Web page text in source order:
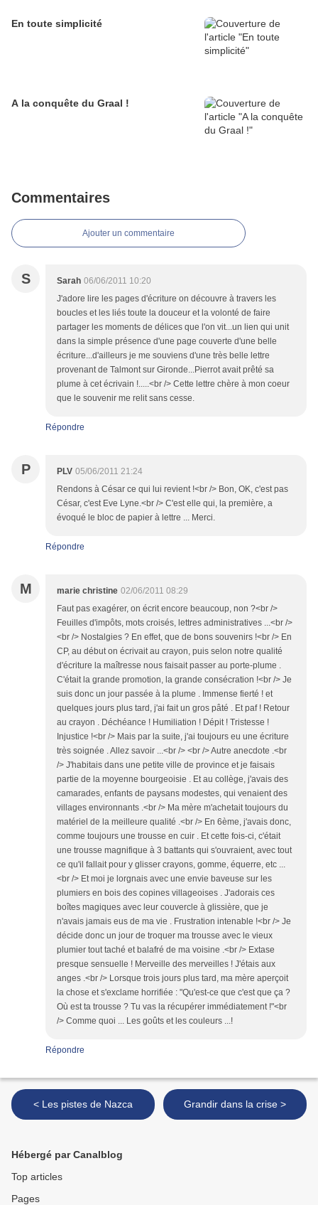
En toute simplicité
A la conquête du Graal !
Commentaires
Ajouter un commentaire
S Sarah 06/06/2011 10:20
J'adore lire les pages d'écriture on découvre à travers les
boucles et les liés toute la douceur et la volonté de faire
partager les moments de délices que l'on vit...un lien qui unit
dans la simple présence d'une page couverte d'une belle
écriture...d'ailleurs je me souviens d'une très belle lettre
provenant de Talmont sur Gironde...Pierrot avait prêté sa
plume à cet écrivain !.....<br /> Cette lettre chère à mon coeur
que le souvenir me relit sans cesse.
Répondre
P PLV 05/06/2011 21:24
Rendons à César ce qui lui revient !<br /> Bon, OK, c'est pas
César, c'est Eve Lyne.<br /> C'est elle qui, la première, a
évoqué le bloc de papier à lettre ... Merci.
Répondre
M marie christine 02/06/2011 08:29
Faut pas exagérer, on écrit encore beaucoup, non ?<br />
Feuilles d'impôts, mots croisés, lettres administratives ...<br />
<br /> Nostalgies ? En effet, que de bons souvenirs !<br /> En
CP, au début on écrivait au crayon, puis selon notre qualité
d'écriture la maîtresse nous faisait passer au porte-plume .
C'était la grande promotion, la grande consécration !<br /> Je
suis donc un jour passée à la plume . Immense fierté ! et
quelques jours plus tard, j'ai fait un gros pâté . Et paf ! Retour
au crayon . Déchéance ! Humiliation ! Dépit ! Tristesse !
Injustice !<br /> Mais par la suite, j'ai toujours eu une écriture
très soignée . Allez savoir ...<br /> <br /> Autre anecdote .<br
/> J'habitais dans une petite ville de province et je faisais
partie de la moyenne bourgeoisie . Et au collège, j'avais des
camarades, enfants de paysans modestes, qui venaient des
villages environnants .<br /> Ma mère m'achetait toujours du
matériel de la meilleure qualité .<br /> En 6ème, j'avais donc,
comme toujours une trousse en cuir . Et cette fois-ci, c'était
une trousse magnifique à 3 battants qui s'ouvraient, avec tout
ce qu'il fallait pour y glisser crayons, gomme, équerre, etc ...
<br /> Et moi je lorgnais avec une envie baveuse sur les
plumiers en bois des copines villageoises . J'adorais ces
boîtes magiques avec leur couvercle à glissière, que je
n'avais jamais eus de ma vie . Frustration intenable !<br /> Je
décide donc un jour de troquer ma trousse avec le vieux
plumier tout taché et balafré de ma voisine .<br /> Extase
presque sensuelle ! Merveille des merveilles ! J'étais aux
anges .<br /> Lorsque trois jours plus tard, ma mère aperçoit
la chose et s'exclame horrifiée : "Qu'est-ce que c'est que ça ?
Où est ta trousse ? Tu vas la récupérer immédiatement !"<br
/> Comme quoi ... Les goûts et les couleurs ...!
Répondre
< Les pistes de Nazca Grandir dans la crise >
Hébergé par Canalblog
Top articles
Pages